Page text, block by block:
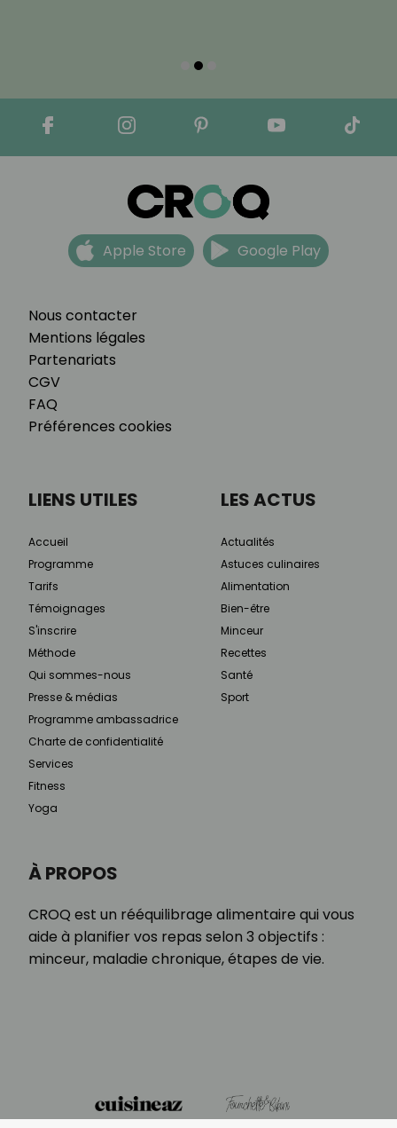
Nous contacter
Mentions légales
Partenariats
CGV
FAQ
Préférences cookies
Apple Store Google Play
À PROPOS
CROQ est un rééquilibrage alimentaire qui vous
aide à planifier vos repas selon 3 objectifs :
minceur, maladie chronique, étapes de vie.
LIENS UTILES
Accueil
Programme
Tarifs
Témoignages
S'inscrire
Méthode
Qui sommes-nous
Presse & médias
Programme ambassadrice
Charte de confidentialité
Services
Fitness
Yoga
LES ACTUS
Actualités
Astuces culinaires
Alimentation
Bien-être
Minceur
Recettes
Santé
Sport